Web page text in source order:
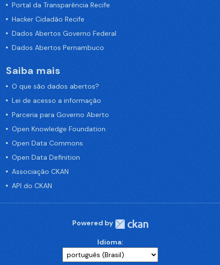
Portal da Transparência Recife
Hacker Cidadão Recife
Dados Abertos Governo Federal
Dados Abertos Pernambuco
Saiba mais
O que são dados abertos?
Lei de acesso a informação
Parceria para Governo Aberto
Open Knowledge Foundation
Open Data Commons
Open Data Definition
Associação CKAN
API do CKAN
Powered by
Idioma